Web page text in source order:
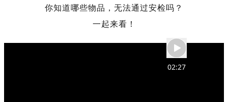
你知道哪些物品，无法通过安检吗？
一起来看！
02:27